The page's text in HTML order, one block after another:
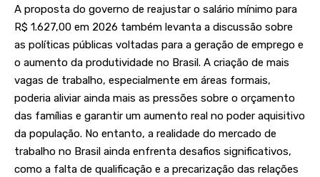
A proposta do governo de reajustar o salário mínimo para
R$ 1.627,00 em 2026 também levanta a discussão sobre
as políticas públicas voltadas para a geração de emprego e
o aumento da produtividade no Brasil. A criação de mais
vagas de trabalho, especialmente em áreas formais,
poderia aliviar ainda mais as pressões sobre o orçamento
das famílias e garantir um aumento real no poder aquisitivo
da população. No entanto, a realidade do mercado de
trabalho no Brasil ainda enfrenta desafios significativos,
como a falta de qualificação e a precarização das relações